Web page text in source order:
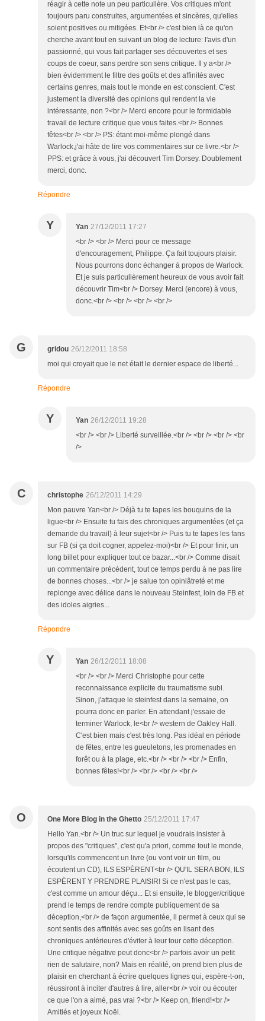
réagir à cette note un peu particulière. Vos critiques m'ont
toujours paru construites, argumentées et sincères, qu'elles
soient positives ou mitigées. Et<br /> c'est bien là ce qu'on
cherche avant tout en suivant un blog de lecture: l'avis d'un
passionné, qui vous fait partager ses découvertes et ses
coups de coeur, sans perdre son sens critique. Il y a<br />
bien évidemment le filtre des goûts et des affinités avec
certains genres, mais tout le monde en est conscient. C'est
justement la diversité des opinions qui rendent la vie
intéressante, non ?<br /> Merci encore pour le formidable
travail de lecture critique que vous faites.<br /> Bonnes
fêtes<br /> <br /> PS: étant moi-même plongé dans
Warlock,j'ai hâte de lire vos commentaires sur ce livre.<br />
PPS: et grâce à vous, j'ai découvert Tim Dorsey. Doublement
merci, donc.
Répondre
Y Yan 27/12/2011 17:27
<br /> <br /> Merci pour ce message
d'encouragement, Philippe. Ça fait toujours plaisir.
Nous pourrons donc échanger à propos de Warlock.
Et je suis particulièrement heureux de vous avoir fait
découvrir Tim<br /> Dorsey. Merci (encore) à vous,
donc.<br /> <br /> <br /> <br />
G gridou 26/12/2011 18:58
moi qui croyait que le net était le dernier espace de liberté...
Répondre
Y Yan 26/12/2011 19:28
<br /> <br /> Liberté surveillée.<br /> <br /> <br /> <br
/>
C christophe 26/12/2011 14:29
Mon pauvre Yan<br /> Déjà tu te tapes les bouquins de la
ligue<br /> Ensuite tu fais des chroniques argumentées (et ça
demande du travail) à leur sujet<br /> Puis tu te tapes les fans
sur FB (si ça doit cogner, appelez-moi)<br /> Et pour finir, un
long billet pour expliquer tout ce bazar...<br /> Comme disait
un commentaire précédent, tout ce temps perdu à ne pas lire
de bonnes choses...<br /> je salue ton opiniâtreté et me
replonge avec délice dans le nouveau Steinfest, loin de FB et
des idoles aigries...
Répondre
Y Yan 26/12/2011 18:08
<br /> <br /> Merci Christophe pour cette
reconnaissance explicite du traumatisme subi.
Sinon, j'attaque le steinfest dans la semaine, on
pourra donc en parler. En attendant j'essaie de
terminer Warlock, le<br /> western de Oakley Hall.
C'est bien mais c'est très long. Pas idéal en période
de fêtes, entre les gueuletons, les promenades en
forêt ou à la plage, etc.<br /> <br /> <br /> Enfin,
bonnes fêtes!<br /> <br /> <br /> <br />
O One More Blog in the Ghetto 25/12/2011 17:47
Hello Yan.<br /> Un truc sur lequel je voudrais insister à
propos des "critiques", c'est qu'a priori, comme tout le monde,
lorsqu'ils commencent un livre (ou vont voir un film, ou
écoutent un CD), ILS ESPÈRENT<br /> QU'IL SERA BON, ILS
ESPÈRENT Y PRENDRE PLAISIR! Si ce n'est pas le cas,
c'est comme un amour déçu... Et si ensuite, le blogger/critique
prend le temps de rendre compte publiquement de sa
déception,<br /> de façon argumentée, il permet à ceux qui se
sont sentis des affinités avec ses goûts en lisant des
chroniques antérieures d'éviter à leur tour cette déception.
Une critique négative peut donc<br /> parfois avoir un petit
rien de salutaire, non? Mais en réalité, on prend bien plus de
plaisir en cherchant à écrire quelques lignes qui, espère-t-on,
réussiront à inciter d'autres à lire, aller<br /> voir ou écouter
ce que l'on a aimé, pas vrai ?<br /> Keep on, friend!<br />
Amitiés et joyeux Noël.